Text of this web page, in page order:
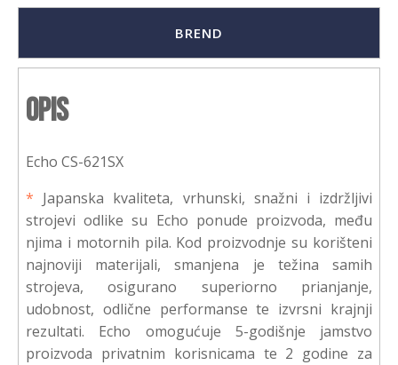
BREND
Opis
Echo CS-621SX
* Japanska kvaliteta, vrhunski, snažni i izdržljivi
strojevi odlike su Echo ponude proizvoda, među
njima i motornih pila. Kod proizvodnje su korišteni
najnoviji materijali, smanjena je težina samih
strojeva, osigurano superiorno prianjanje,
udobnost, odlične performanse te izvrsni krajnji
rezultati. Echo omogućuje 5-godišnje jamstvo
proizvoda privatnim korisnicama te 2 godine za